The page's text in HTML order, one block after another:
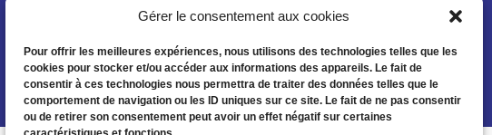
Gérer le consentement aux cookies
Pour offrir les meilleures expériences, nous utilisons des technologies telles que les
cookies pour stocker et/ou accéder aux informations des appareils. Le fait de
consentir à ces technologies nous permettra de traiter des données telles que le
comportement de navigation ou les ID uniques sur ce site. Le fait de ne pas consentir
ou de retirer son consentement peut avoir un effet négatif sur certaines